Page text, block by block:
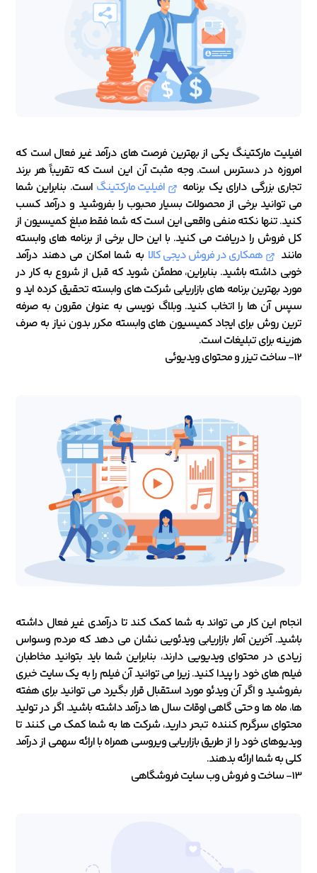
افیلیت مارکتینگ یکی از بهترین فرصت های درآمد غیر فعال است که
امروزه در دسترس است. وجه مثبت آن این است که تقریباً هر برند
تجاری بزرگی دارای یک برنامه
افیلیت مارکتینگ است. بنابراین شما
می توانید برخی از محصولات بسیار محبوب را بفروشید و درآمد کسب
کنید. تنها نکته منفی واقعی این است که شما فقط مبلغ کمیسیون از
کل فروش را دریافت می کنید. با این حال برخی از برنامه های وابسته
مانند
همکاری در فروش دیجی کالا به شما امکان می دهند درآمد
خوبی داشته باشید. بنابراین، مطمئن شوید که قبل از شروع به کار در
مورد بهترین برنامه های بازاریابی شرکت های وابسته تحقیق کرده اید و
سپس آن ها را اتخاب کنید. وبلاگ نویسی به عنوان مقرون به صرفه
ترین روش برای ایجاد کمیسیون های وابسته مکرر بدون نیاز به صرف
هزینه برای تبلیغات است.
12- ساخت تیزر و محتوای ویدیوئی
انجام این کار می تواند به شما کمک کند تا درآمدی غیر فعال داشته
باشید. آخرین آمار بازاریابی ویدئویی نشان می دهد که مردم وسواس
زیادی در محتوای ویدیویی دارند، بنابراین شما باید بتوانید مخاطبان
فیلم های خود را پیدا کنید. زیرا می توانید آن فیلم را به یک سایت خبری
بفروشید و اگر آن ویدئو مورد استقبال قرار بگیرد می توانید برای هفته
ها، ماه ها و حتی گاهی اوقات سال ها درآمد داشته باشید. اگر در تولید
محتوای سرگرم کننده تبحر دارید، شرکت ها به شما کمک می کنند تا
ویدیوهای خود را از طریق بازاریابی ویروسی همراه با ارائه سهمی از درآمد
کلی به شما ارائه بدهند.
13- ساخت و فروش وب سایت فروشگاهی